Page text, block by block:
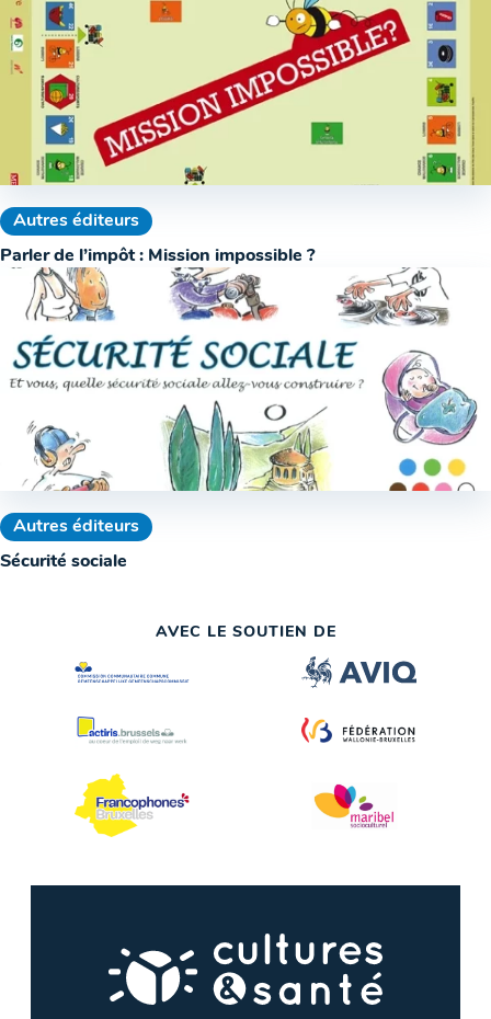
Autres éditeurs
Parler de l’impôt : Mission impossible ?
Autres éditeurs
Sécurité sociale
AVEC LE SOUTIEN DE